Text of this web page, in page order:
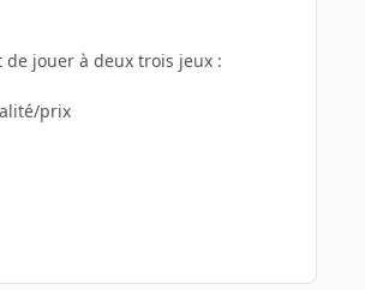
jouer à deux trois jeux :
prix